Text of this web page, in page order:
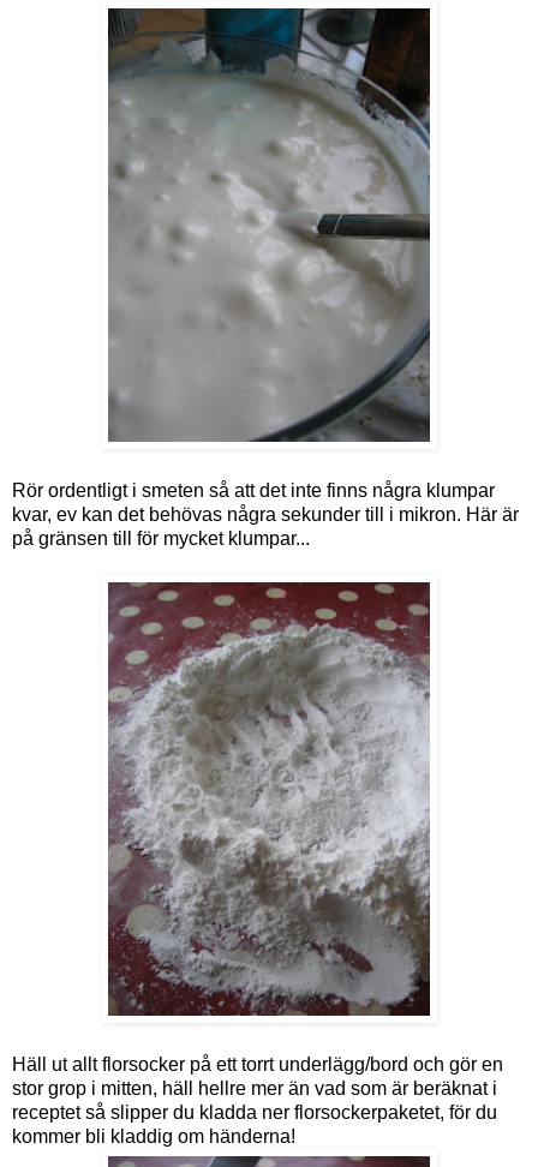
Rör ordentligt i smeten så att det inte finns några klumpar
kvar, ev kan det behövas några sekunder till i mikron. Här är
på gränsen till för mycket klumpar...
Häll ut allt florsocker på ett torrt underlägg/bord och gör en
stor grop i mitten, häll hellre mer än vad som är beräknat i
receptet så slipper du kladda ner florsockerpaketet, för du
kommer bli kladdig om händerna!